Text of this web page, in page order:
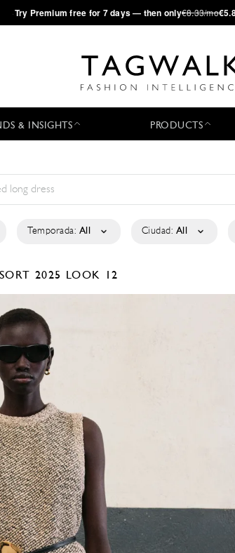
·Try Premium free for 7 days — then only€8.33/mo
& INSIGHTS PRODUCTS
Temporada: All Ciudad: All
2025 LOOK 12